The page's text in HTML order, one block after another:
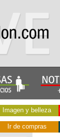
Imagen y belleza
Ir de compras